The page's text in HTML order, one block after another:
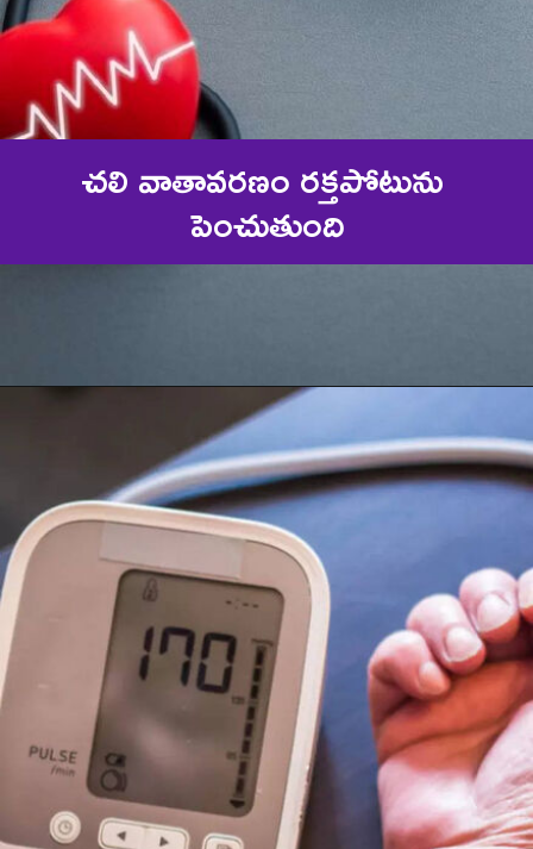
చలి వాతావరణం రక్తపోటును
పెంచుతుంది